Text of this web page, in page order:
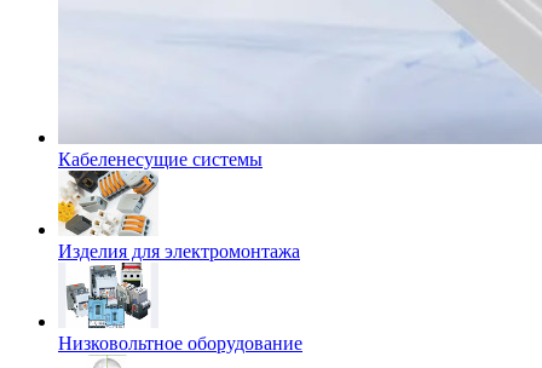
Кабеленесущие системы
Изделия для электромонтажа
Низковольтное оборудование